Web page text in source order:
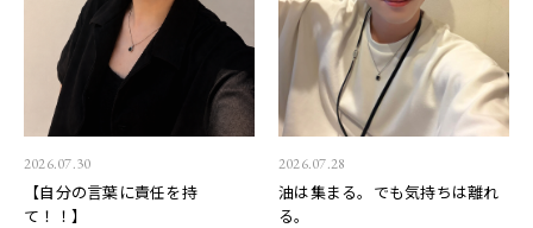
2026.07.30
【自分の言葉に責任を持
て！！】
2026.07.28
油は集まる。でも気持ちは離れ
る。